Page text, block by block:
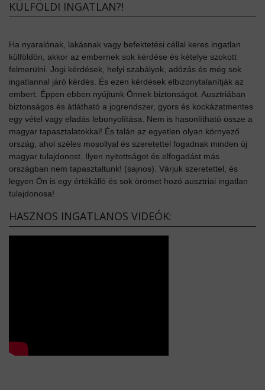
KÜLFÖLDI INGATLAN?!
Ha nyaralónak, lakásnak vagy befektetési céllal keres ingatlan
külföldön, akkor az embernek sok kérdése és kételye szokott
felmerülni. Jogi kérdések, helyi szabályok, adózás és még sok
ingatlannal járó kérdés. És ezen kérdések elbizonytalanítják az
embert. Éppen ebben nyújtunk Önnek biztonságot. Ausztriában
biztonságos és átlátható a jogrendszer, gyors és kockázatmentes
egy vétel vagy eladás lebonyolítása. Nem is hasonlítható össze a
magyar tapasztalatokkal! És talán az egyetlen olyan környező
ország, ahol széles mosollyal és szeretettel fogadnak minden új
magyar tulajdonost. Ilyen nyitottságot és elfogadást más
országban nem tapasztaltunk! (sajnos). Várjuk szeretettel, és
legyen Ön is egy értékálló és sok örömet hozó ausztriai ingatlan
tulajdonosa!
HASZNOS INGATLANOS VIDEÓK: